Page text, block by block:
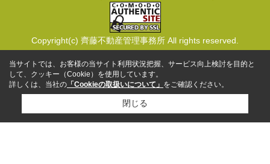
Copyright(c) 齊藤不動産管理事務所 All rights reserved.
当サイトでは、お客様の当サイト利用状況把握、サービス向上検討を目的と
して、クッキー（Cookie）を使用しています。
詳しくは、当社の 「Cookieの取扱いについて」 をご確認ください。
閉じる